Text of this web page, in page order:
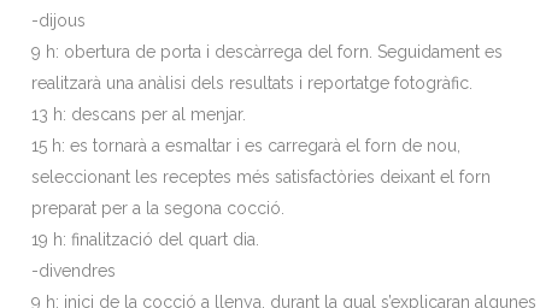
-dijous
9 h: obertura de porta i descàrrega del forn. Seguidament es
realitzarà una anàlisi dels resultats i reportatge fotogràfic.
13 h: descans per al menjar.
15 h: es tornarà a esmaltar i es carregarà el forn de nou,
seleccionant les receptes més satisfactòries deixant el forn
preparat per a la segona cocció.
19 h: finalització del quart dia.
-divendres
9 h: inici de la cocció a llenya, durant la qual s’explicaran algunes